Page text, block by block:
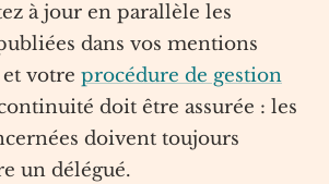
à jour en parallèle les
dans vos mentions
votre procédure de gestion
doit être assurée : les
doivent toujours
un délégué.